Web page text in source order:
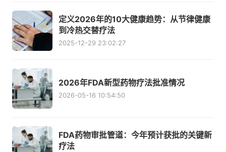
定义2026年的10大健康趋势：从节律健康
到冷热交替疗法
2025-12-29 23:02:27
2026年FDA新型药物疗法批准情况
2026-05-16 10:54:50
FDA药物审批管道：今年预计获批的关键新
疗法